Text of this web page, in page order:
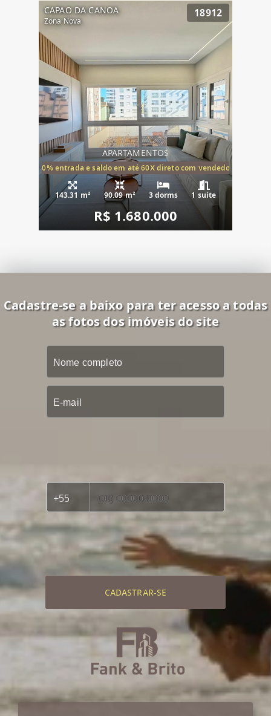
CAPAO DA CANOA
Zona Nova
18912
APARTAMENTOS
20% entrada e saldo em até 60X direto com vendedor
143.31 m² 90.09 m² 3 dorms 1 suíte
R$ 1.680.000
Cadastre-se a baixo para ter acesso a todas
as fotos dos imóveis do site
CADASTRAR-SE